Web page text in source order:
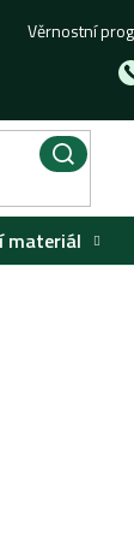
Věrnostní
materiál